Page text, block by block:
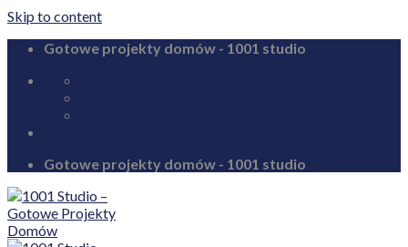
Skip to content
Gotowe projekty domów - 1001 studio
Gotowe projekty domów - 1001 studio